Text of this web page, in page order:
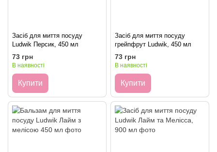
Засіб для миття посуду
Ludwik Персик, 450 мл
73 грн
В наявності
Купити
Засіб для миття посуду
грейпфрут Ludwik, 450 мл
73 грн
В наявності
Купити